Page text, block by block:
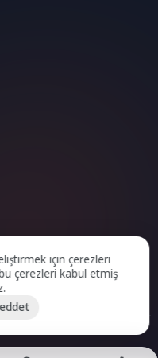
için çerezleri
çerezleri kabul etmiş